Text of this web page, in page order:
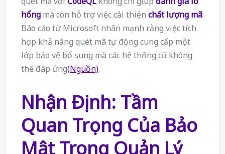
hổng mà còn hỗ trợ việc cải thiện chất lượng mã.
Báo cáo từ Microsoft nhấn mạnh rằng việc tích
hợp khả năng quét mã tự động cung cấp một
lớp bảo vệ bổ sung mà các hệ thống cũ không
thể đáp ứng(Nguồn).
Nhận Định: Tầm
Quan Trọng Của Bảo
Mật Trong Quản Lý